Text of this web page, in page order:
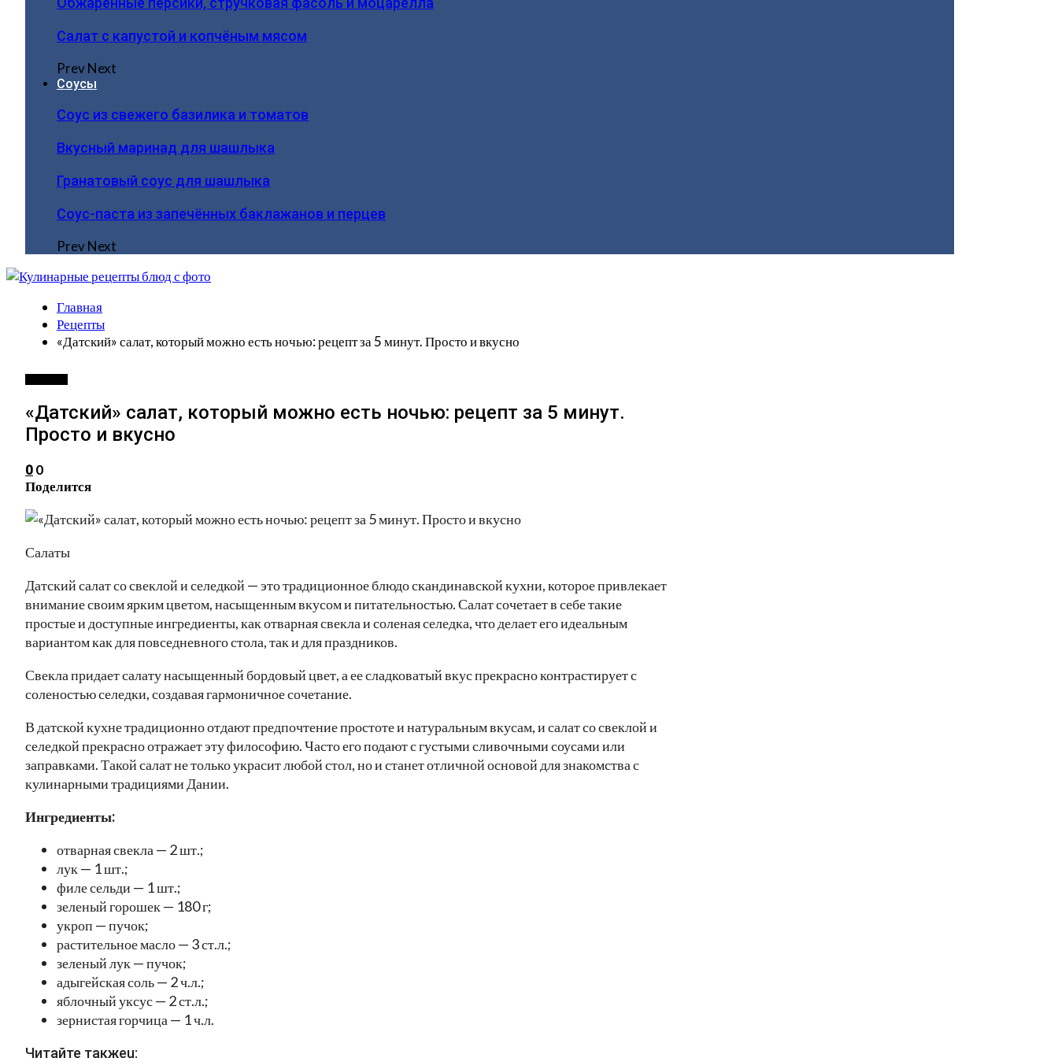
Салат с капустой и копчёным мясом
PrevNext
Соусы
Соус из свежего базилика и томатов
Вкусный маринад для шашлыка
Гранатовый соус для шашлыка
Соус-паста из запечённых баклажанов и перцев
PrevNext
Главная
Рецепты
«Датский» салат, который можно есть ночью: рецепт за 5 минут. Просто и вкусно
«Датский» салат, который можно есть ночью: рецепт за 5 минут.
Просто и вкусно
0 0
Поделится
Салаты
Датский салат со свеклой и селедкой — это традиционное блюдо скандинавской кухни, которое привлекает
внимание своим ярким цветом, насыщенным вкусом и питательностью. Салат сочетает в себе такие
простые и доступные ингредиенты, как отварная свекла и соленая селедка, что делает его идеальным
вариантом как для повседневного стола, так и для праздников.
Свекла придает салату насыщенный бордовый цвет, а ее сладковатый вкус прекрасно контрастирует с
соленостью селедки, создавая гармоничное сочетание.
В датской кухне традиционно отдают предпочтение простоте и натуральным вкусам, и салат со свеклой и
селедкой прекрасно отражает эту философию. Часто его подают с густыми сливочными соусами или
заправками. Такой салат не только украсит любой стол, но и станет отличной основой для знакомства с
кулинарными традициями Дании.
Ингредиенты:
отварная свекла — 2 шт.;
лук — 1 шт.;
филе сельди — 1 шт.;
зеленый горошек — 180 г;
укроп — пучок;
растительное масло — 3 ст.л.;
зеленый лук — пучок;
адыгейская соль — 2 ч.л.;
яблочный уксус — 2 ст.л.;
зернистая горчица — 1 ч.л.
Читайте такжеu: